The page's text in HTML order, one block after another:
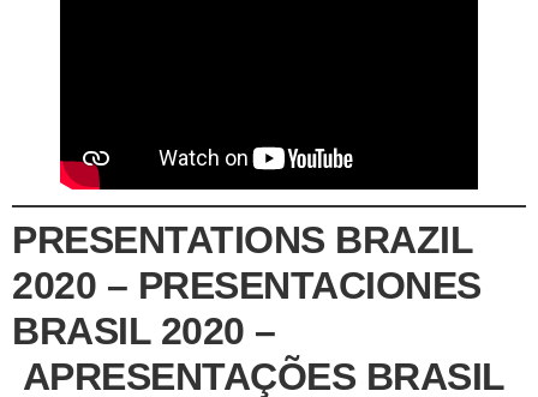
PRESENTATIONS BRAZIL
2020 – PRESENTACIONES
BRASIL 2020 –
APRESENTAÇÕES BRASIL